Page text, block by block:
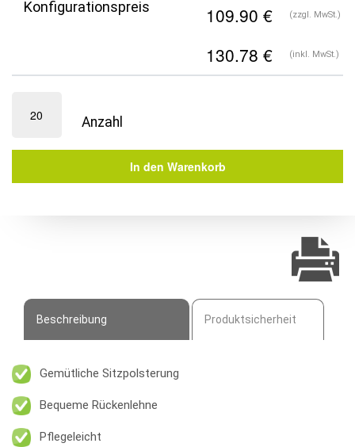
Konfigurationspreis (zzgl. MwSt.)
(inkl. MwSt.)
Barstuhl
Barhocker
mit
In den Warenkorb
Beschreibung Produktsicherheit
Gemütliche Sitzpolsterung
Bequeme Rückenlehne
Pflegeleicht